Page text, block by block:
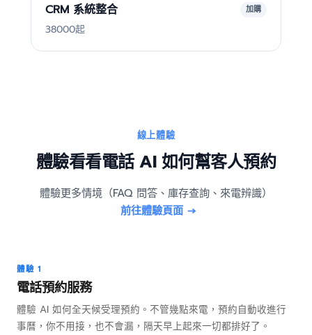
CRM 系統整合 加購
38000起
線上體驗
體驗看看電話 AI 如何幫客人預約
體驗更多情境（FAQ 問答、庫存查詢、來電辨識）
前往體驗頁面 →
體驗 1
電話預約服務
體驗 AI 如何全天候受理預約。不管幾點來電，預約自動收進行
事曆，你不用接，也不會漏，隔天早上起來一切都排好了。